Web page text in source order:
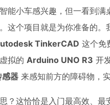
能小车感兴趣，但一看到
这个项目就是为你准备的
TinkerCAD 这个免
拟的 Arduino UNO R3 开
感器 来感知前方的障碍物，
？这恰恰是入门最高效、